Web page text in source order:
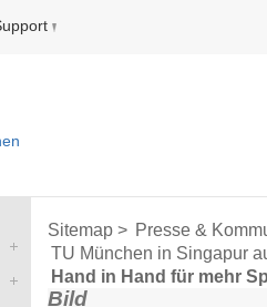
Sitemap > Presse &
TU München in Singapur
Hand in Hand für mehr
Bild